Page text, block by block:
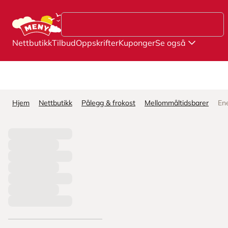
NettbutikkTilbudOppskrifterKupongerSe også
Hjem Nettbutikk Pålegg & frokost Mellommåltidsbarer